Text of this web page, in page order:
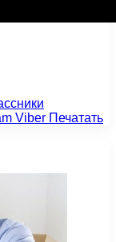
Viber Печатать